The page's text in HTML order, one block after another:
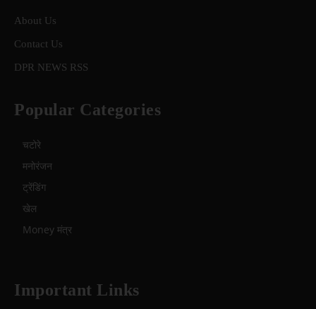
About Us
Contact Us
DPR NEWS RSS
Popular Categories
चटोरे
मनोरंजन
ट्रेंडिंग
खेल
Money मंत्र
Important Links